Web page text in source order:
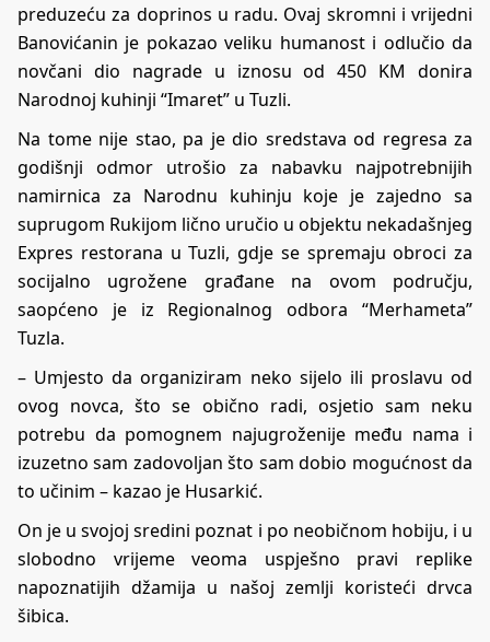
preduzeću za doprinos u radu. Ovaj skromni i vrijedni
Banovićanin je pokazao veliku humanost i odlučio da
novčani dio nagrade u iznosu od 450 KM donira
Narodnoj kuhinji “Imaret” u Tuzli.
Na tome nije stao, pa je dio sredstava od regresa za
godišnji odmor utrošio za nabavku najpotrebnijih
namirnica za Narodnu kuhinju koje je zajedno sa
suprugom Rukijom lično uručio u objektu nekadašnjeg
Expres restorana u Tuzli, gdje se spremaju obroci za
socijalno ugrožene građane na ovom području,
saopćeno je iz Regionalnog odbora “Merhameta”
Tuzla.
– Umjesto da organiziram neko sijelo ili proslavu od
ovog novca, što se obično radi, osjetio sam neku
potrebu da pomognem najugroženije među nama i
izuzetno sam zadovoljan što sam dobio mogućnost da
to učinim – kazao je Husarkić.
On je u svojoj sredini poznat i po neobičnom hobiju, i u
slobodno vrijeme veoma uspješno pravi replike
napoznatijih džamija u našoj zemlji koristeći drvca
šibica.